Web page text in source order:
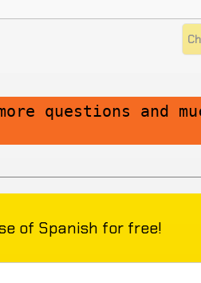
questions and
of Spanish for free!